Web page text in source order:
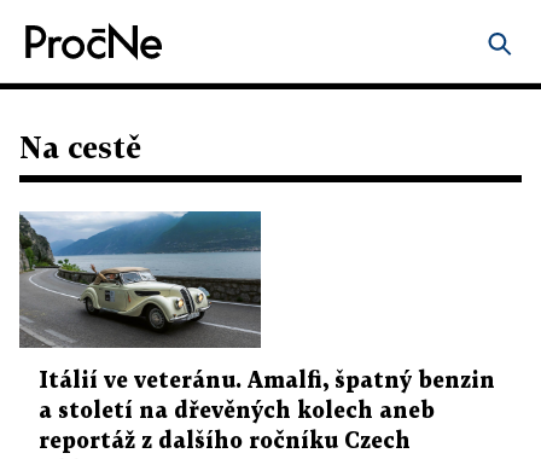
Na cestě
Itálií ve veteránu. Amalfi, špatný benzin
a století na dřevěných kolech aneb
reportáž z dalšího ročníku Czech